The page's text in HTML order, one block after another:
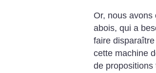
Or, nous
abois, qui a
faire
cette machine
de